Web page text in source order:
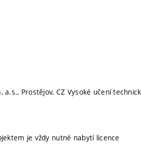
a.s., Prostějov, CZ Vysoké učení
je vždy nutné nabytí licence